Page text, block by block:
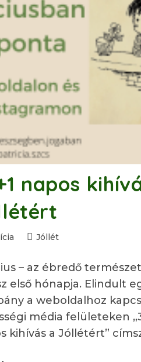
napos
PostJóllét
– az ébredő
első hónapja. Elindult
a weboldalhoz
média felületeken
kihívás a Jóllétért”